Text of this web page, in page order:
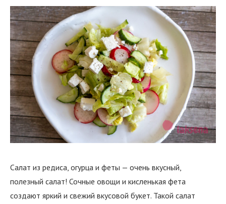
Салат из редиса, огурца и феты — очень вкусный,
полезный салат! Сочные овощи и кисленькая фета
создают яркий и свежий вкусовой букет. Такой салат